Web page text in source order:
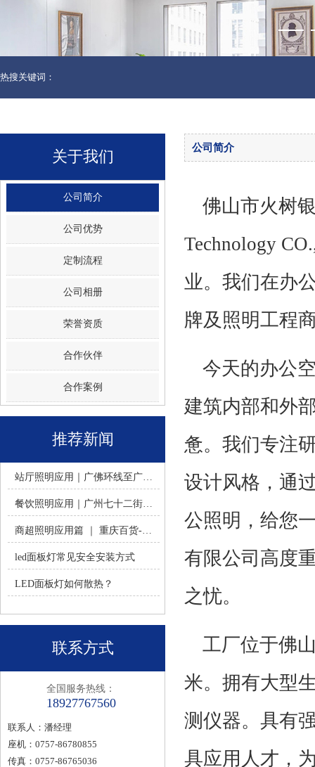
热搜关键词：
关于我们
公司简介
公司优势
定制流程
公司相册
荣誉资质
合作伙伴
合作案例
推荐新闻
站厅照明应用｜广佛环线至广州南站 -佛山火树银花照明
餐饮照明应用｜广州七十二街道餐饮连锁-佛山火树银花照明
商超照明应用篇 ｜ 重庆百货-佛山火树银花照明合作历程
led面板灯常见安全安装方式
LED面板灯如何散热？
联系方式
全国服务热线：
18927767560
联系人：潘经理
座机：0757-86780855
传真：0757-86765036
公司简介
佛山市火树
Technology
业。我们在办
牌及照明工程
今天的办公
建筑内部和外
惫。我们专注
设计风格，通
公照明，给您
有限公司高度
之忧。
工厂位于佛
米。拥有大型
测仪器。具有
具应用人才，